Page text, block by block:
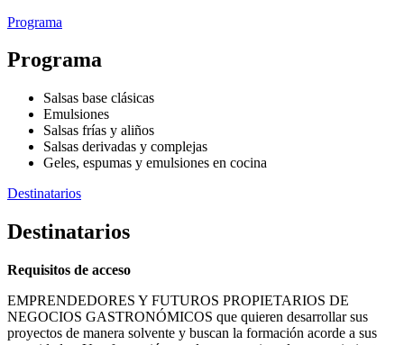
Programa
Programa
Salsas base clásicas
Emulsiones
Salsas frías y aliños
Salsas derivadas y complejas
Geles, espumas y emulsiones en cocina
Destinatarios
Destinatarios
Requisitos de acceso
EMPRENDEDORES Y FUTUROS PROPIETARIOS DE
NEGOCIOS GASTRONÓMICOS que quieren desarrollar sus
proyectos de manera solvente y buscan la formación acorde a sus